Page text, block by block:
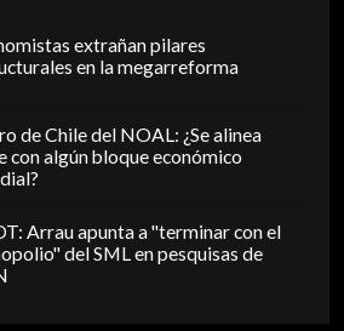
extrañan pilares
en la megarreforma
de Chile del NOAL: ¿Se alinea
con algún bloque económico
Arrau apunta a "terminar con el
del SML en pesquisas de